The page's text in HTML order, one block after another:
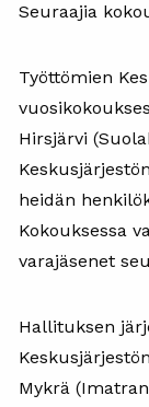
Seuraajia
Työttömien
Hirsjärvi
heidän
Kokouksessa
varajäsenet
Hallituksen
Mykrä